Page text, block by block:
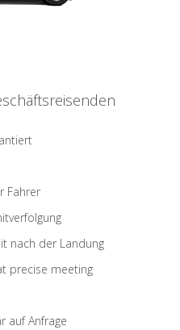
Fahrer
nach der Landung
precise meeting
auf Anfrage